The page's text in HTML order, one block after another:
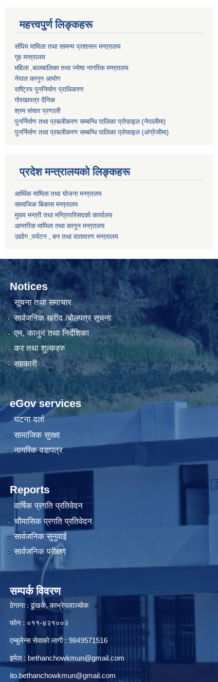
महत्त्वपुर्ण लिङ्कहरू
संघिय मामिला तथा सामन्य प्रशासन मन्त्रालय
गृह मन्त्रालय
महिला ,बालबालिका तथा ज्येष्ठ नागरिक मन्त्रालय
नेपाल कानुन आयोग
राष्ट्रिय पुननिर्माण प्राधिकरण
गोरखापत्र दैनिक
श्रम संसार प्रणाली
पुनर्निर्माण तथा प्रबलीकरण सम्बन्धि पालिका प्राेफाइल (नेपालीमा)
पुनर्निर्माण तथा प्रबलीकरण सम्बन्धि पालिका प्राेफाइल(अंग्रेजीमा)
प्रदेश मन्त्रालयको लिङ्कहरू
आर्थिक मामिला तथा योजना मन्त्रालय
सामाजिक बिकास मन्त्रालय
मुख्य मन्त्री तथा मन्त्रिपरिसदको कार्यालय
आन्तरिक मामिला तथा कानून मन्त्रालय
उद्योग ,पर्यटन , बन तथा वातावरण मन्त्रालय
Notices
सूचना तथा समाचार
सार्वजनिक खरीद /बोलपत्र सूचना
एन, कानुन तथा निर्देशिका
कर तथा शुल्कहरु
सहकारी
eGov services
घटना दर्ता
सामाजिक सुरक्षा
नागरिक वडापत्र
Reports
वार्षिक प्रगति प्रतिवेदन
चौमासिक प्रगति प्रतिवेदन
सार्वजनिक सुनुवाई
सार्वजनिक परीक्षण
सम्पर्क विवरण
ठेगाना : ढुंखर्क, काभ्रेपलाञ्चोक
फोन : ०११-४२१००२
एम्बुलेन्स सेवाको लागी : 9849571516
इमेल : bethanchowkmun@gmail.com
ito.bethanchowkmun@gmail.com